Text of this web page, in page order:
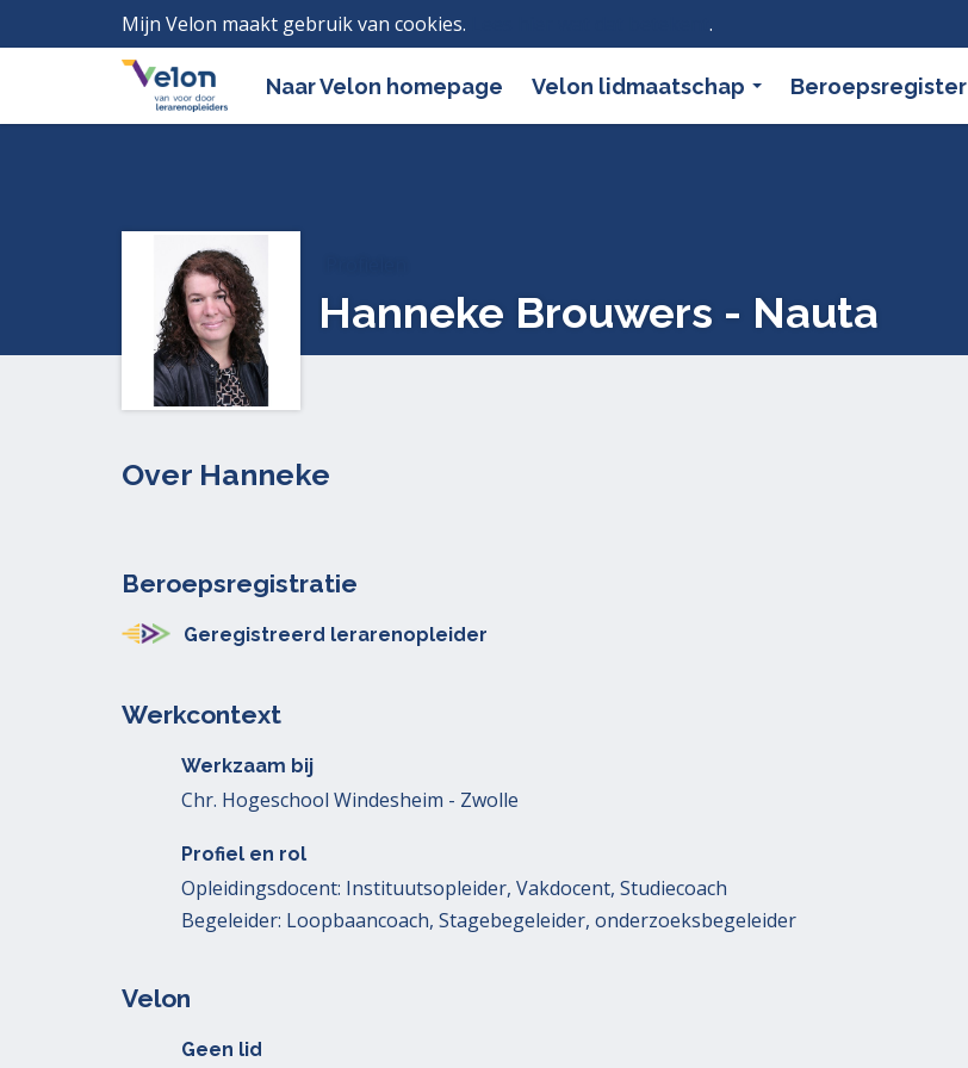
Mijn Velon maakt gebruik van cookies. .
Naar Velon homepage Velon lidmaatschap Beroepsregister
Hanneke Brouwers - Nauta
Over Hanneke
Beroepsregistratie
Geregistreerd lerarenopleider
Werkcontext
Werkzaam bij
Chr. Hogeschool Windesheim - Zwolle
Profiel en rol
Opleidingsdocent: Instituutsopleider, Vakdocent, Studiecoach
Begeleider: Loopbaancoach, Stagebegeleider, onderzoeksbegeleider
Velon
Geen lid